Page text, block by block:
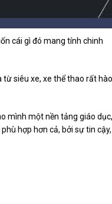
cái gì đó mang tính chinh
từ siêu xe, xe thể thao rất hào
mình một nền tảng giáo dục,
hợp hơn cả, bởi sự tin cậy,